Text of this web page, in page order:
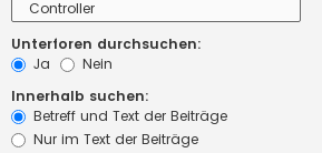
Unterforen durchsuchen:
Ja
Nein
Innerhalb suchen:
Betreff und Text der Beiträge
Nur im Text der Beiträge